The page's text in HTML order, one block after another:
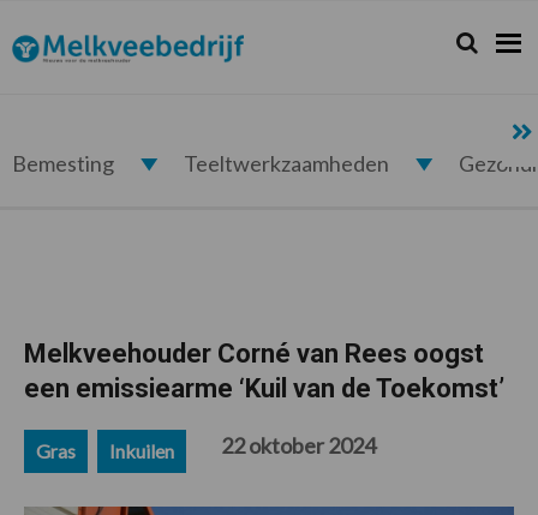
de
hoofdnavigatie
de
hoofd
de
eerste
de
voettekst
Melkveebedrijf.nl Zoeken...
Zoek
Bemesting Teeltwerkzaamheden
Melkveehouder Corné van Rees oogst
een emissiearme ‘Kuil van de Toekomst’
Gras Inkuilen 22 oktober 2024